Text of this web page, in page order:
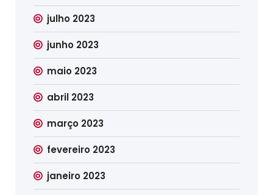
julho 2023
junho 2023
maio 2023
abril 2023
março 2023
fevereiro 2023
janeiro 2023